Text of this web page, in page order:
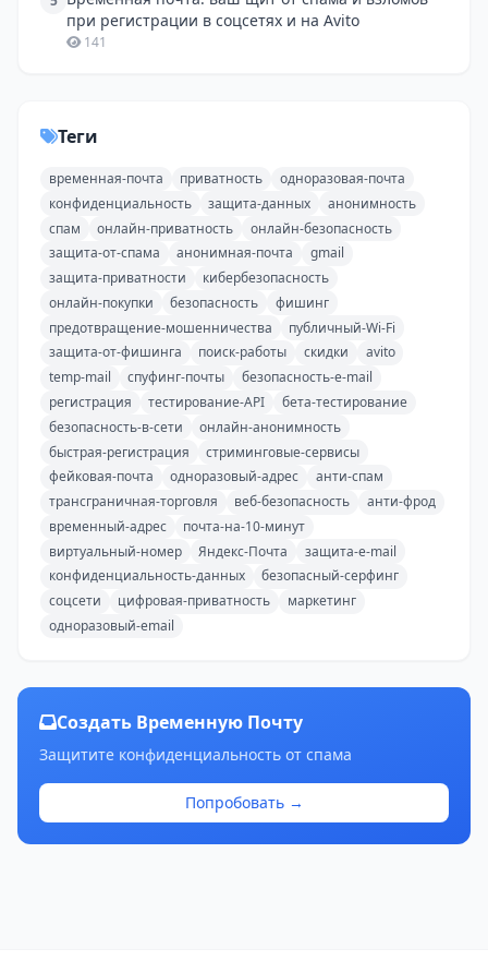
при регистрации в соцсетях и на Avito
141
Теги
временная-почта приватность
одноразовая-почта
конфиденциальность
защита-данных
анонимность
спам
онлайн-приватность
онлайн-безопасность
защита-от-спама
анонимная-почта
gmail
защита-приватности
кибербезопасность
онлайн-покупки
безопасность
фишинг
предотвращение-мошенничества
публичный-Wi-Fi
защита-от-фишинга
поиск-работы скидки
avito
temp-mail
спуфинг-почты
безопасность-e-mail
регистрация
тестирование-API
бета-тестирование
безопасность-в-сети
онлайн-анонимность
быстрая-регистрация
стриминговые-сервисы
фейковая-почта
одноразовый-адрес
анти-спам
трансграничная-торговля
веб-безопасность
анти-фрод
временный-адрес
почта-на-10-минут
виртуальный-номер
Яндекс-Почта
защита-e-mail
конфиденциальность-данных
безопасный-серфинг
соцсети
цифровая-приватность
маркетинг
одноразовый-email
Создать Временную Почту
Защитите конфиденциальность от спама
Попробовать →